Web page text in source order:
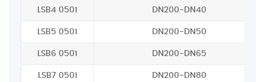
LSB4 0501 DN200-DN40
LSB5 0501 DN200-DN50
LSB6 0501 DN200-DN65
LSB7 0501 DN200-DN80